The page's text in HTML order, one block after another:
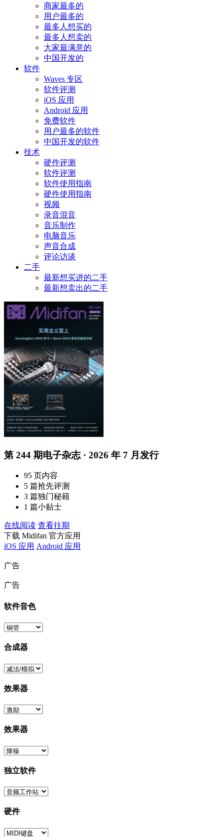
商家最多的
用户最多的
最多人想买的
最多人想卖的
大家最满意的
中国开发的
软件
Waves 专区
软件评测
iOS 应用
Android 应用
免费软件
用户最多的软件
中国开发的软件
技术
硬件评测
软件评测
软件使用指南
硬件使用指南
视频
录音混音
音乐制作
电脑音乐
声音合成
评论访谈
二手
最新想买进的二手
最新想卖出的二手
第 244 期电子杂志 · 2026 年 7 月发行
95 页内容
5 篇抢先评测
3 篇独门秘籍
1 篇小贴士
在线阅读 查看往期
下载 Midifan 官方应用
iOS 应用 Android 应用
广告
广告
软件音色
合成器
效果器
效果器
独立软件
硬件